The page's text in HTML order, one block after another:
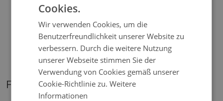
Dicke:1,6 mm;
Mattentöne können geringfügig von der Visualisierung
abweichen.
FOTOS VON UNSEREM PRODUKT
Cookies.
Wir verwenden Cookies, um die
Benutzerfreundlichkeit unserer Website zu
verbessern. Durch die weitere Nutzung
unserer Webseite stimmen Sie der
Verwendung von Cookies gemäß unserer
Cookie-Richtlinie zu.Weitere
Informationen